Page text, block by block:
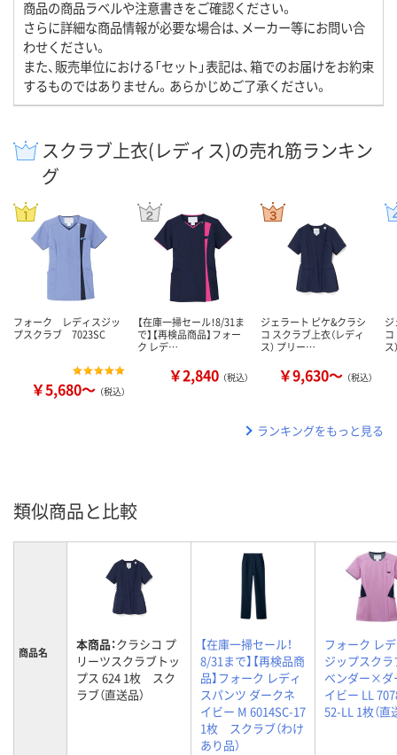
商品の商品ラベルや注意書きをご確認ください。
さらに詳細な商品情報が必要な場合は、メーカー等にお問い合
わせください。
また、販売単位における「セット」表記は、箱でのお届けをお約束
するものではありません。あらかじめご了承ください。
スクラブ上衣(レディス)の売れ筋ランキン
グ
フォーク レディスジッ
プスクラブ 7023SC
￥5,680～ （税込）
【在庫一掃セール！8/31ま
で】【再検品商品】フォー
ク レデ…
￥2,840 （税込）
ジェラート ピケ&クラシ
コ スクラブ上衣（レディ
ス） プリー…
￥9,630～ （税込）
コ
ランキングをもっと見る
類似商品と比較
商品名 本商品：クラシコ プ
リーツスクラブトッ
プス 624 1枚 スク
ラブ（直送品）
【在庫一掃セール！
8/31まで】【再検品商
品】フォーク レディ
スパンツ ダークネ
イビー M 6014SC-17
1枚 スクラブ（わけ
あり品）
フォーク レ
ジップスクラ
ベンダー×ダ
イビー LL
52-LL 1枚（直